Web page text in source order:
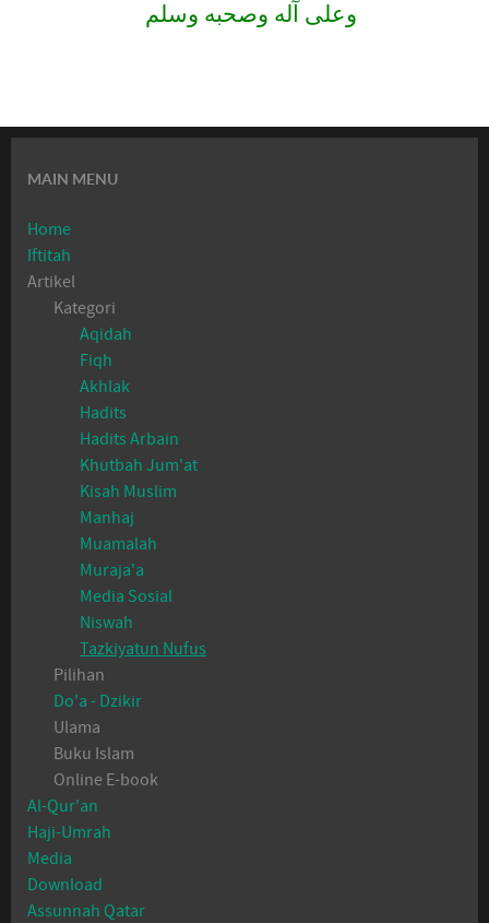
وعلى آله وصحبه وسلم
MAIN MENU
Home
Iftitah
Artikel
Kategori
Aqidah
Fiqh
Akhlak
Hadits
Hadits Arbain
Khutbah Jum'at
Kisah Muslim
Manhaj
Muamalah
Muraja'a
Media Sosial
Niswah
Tazkiyatun Nufus
Pilihan
Do'a - Dzikir
Ulama
Buku Islam
Online E-book
Al-Qur'an
Haji-Umrah
Media
Download
Assunnah Qatar